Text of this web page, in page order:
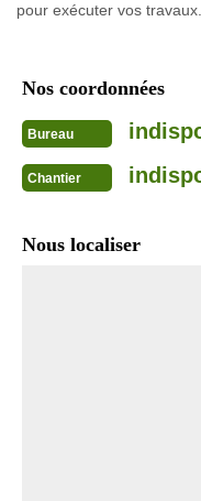
pour exécuter vos travaux.
Nos coordonnées
Bureau
Chantier
Nous localiser